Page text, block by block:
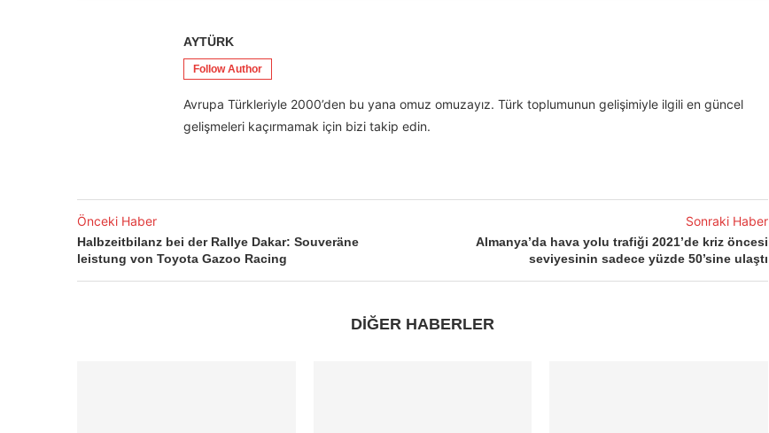
AYTÜRK
Follow Author
Avrupa Türkleriyle 2000’den bu yana omuz omuzayız. Türk toplumunun gelişimiyle ilgili en güncel
gelişmeleri kaçırmamak için bizi takip edin.
Önceki Haber
Halbzeitbilanz bei der Rallye Dakar: Souveräne
leistung von Toyota Gazoo Racing
Sonraki Haber
Almanya’da hava yolu trafiği 2021’de kriz öncesi
seviyesinin sadece yüzde 50’sine ulaştı
DİĞER HABERLER